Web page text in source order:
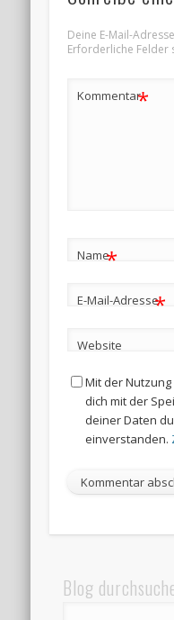
Deine E-Mail-
Erforderliche Felder
Kommentar*
Name*
E-Mail-Adresse*
Website
Mit der
dich mit der
deiner Daten
einverstanden.
Blog